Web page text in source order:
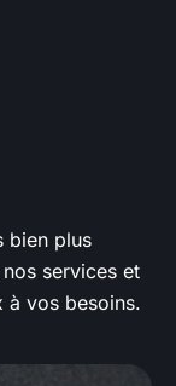
bien plus
services et
à vos besoins.